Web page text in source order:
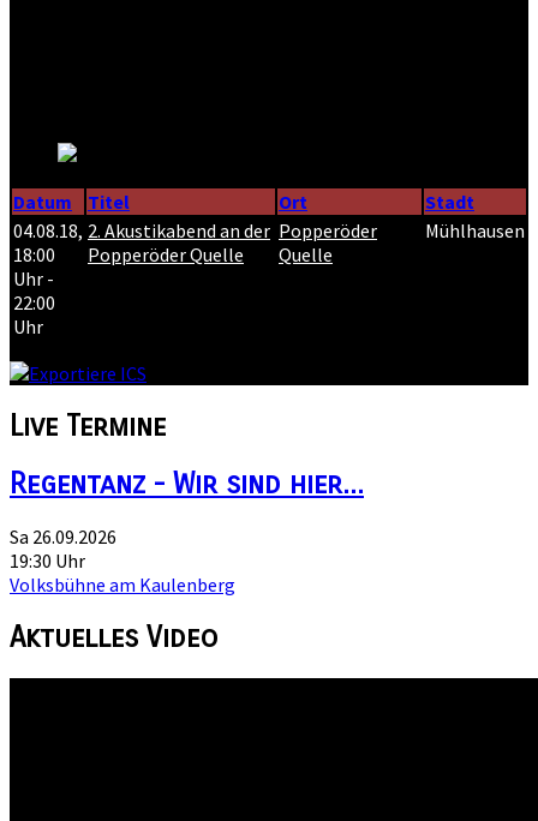
Datum Titel Ort
Stadt
04.08.18,
18:00
Uhr -
22:00
Uhr
2. Akustikabend an der
Popperöder Quelle
Popperöder
Quelle
Mühlhausen
Live Termine
Regentanz - Wir sind hier...
Sa 26.09.2026
19:30 Uhr
Volksbühne am Kaulenberg
Aktuelles Video